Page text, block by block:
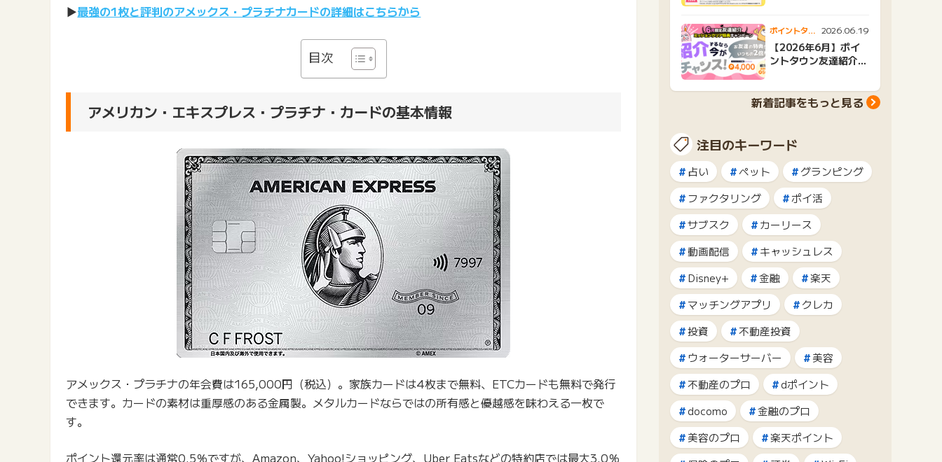
▶最強の1枚と評判のアメックス・プラチナカードの詳細はこちらから
目次
アメリカン・エキスプレス・プラチナ・カードの基本情報
アメックス・プラチナの年会費は165,000円（税込）。家族カードは4枚まで無料、ETCカードも無料で発行
できます。カードの素材は重厚感のある金属製。メタルカードならではの所有感と優越感を味わえる一枚で
す。
ポイント還元率は通常0.5％ですが、Amazon、Yahoo!ショッピング、Uber Eatsなどの特約店では最大3.0％
ポイントタウ
ンニュース
2026.06.19
【2026年6月】ポイ
ントタウン友達紹介キ
新着記事をもっと見る
注目のキーワード
占い ペット
グランピング
ファクタリング
ポイ活
サブスク
カーリース
動画配信
キャッシュレス
Disney+
金融
楽天
マッチングアプリ
クレカ
投資
不動産投資
ウォーターサーバー
美容
不動産のプロ
dポイント
docomo
金融のプロ
美容のプロ
楽天ポイント